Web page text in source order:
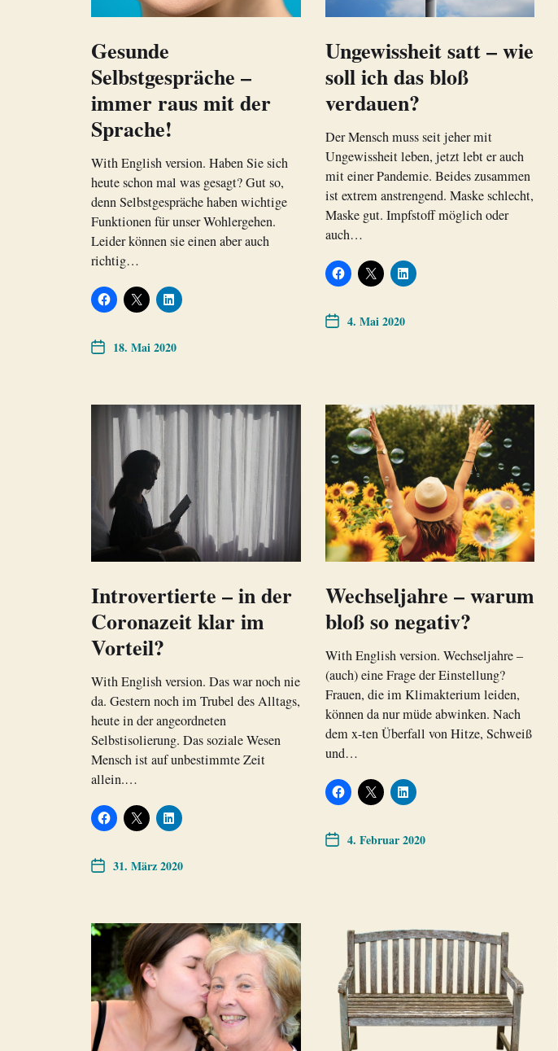
Gesunde
Selbstgespräche –
immer raus mit der
Sprache!
With English version. Haben Sie sich
heute schon mal was gesagt? Gut so,
denn Selbstgespräche haben wichtige
Funktionen für unser Wohlergehen.
Leider können sie einen aber auch
richtig…
18. Mai 2020
Ungewissheit satt – wie
soll ich das bloß
verdauen?
Der Mensch muss seit jeher mit
Ungewissheit leben, jetzt lebt er auch
mit einer Pandemie. Beides zusammen
ist extrem anstrengend. Maske schlecht,
Maske gut. Impfstoff möglich oder
auch…
4. Mai 2020
Introvertierte – in der
Coronazeit klar im
Vorteil?
With English version. Das war noch nie
da. Gestern noch im Trubel des Alltags,
heute in der angeordneten
Selbstisolierung. Das soziale Wesen
Mensch ist auf unbestimmte Zeit
allein.…
31. März 2020
Wechseljahre – warum
bloß so negativ?
With English version. Wechseljahre –
(auch) eine Frage der Einstellung?
Frauen, die im Klimakterium leiden,
können da nur müde abwinken. Nach
dem x-ten Überfall von Hitze, Schweiß
und…
4. Februar 2020